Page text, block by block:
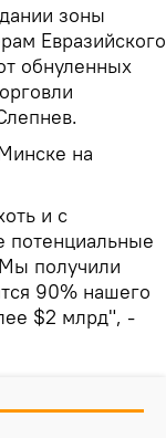
зоны
Евразийского
обнуленных
на
и с
потенциальные
получили
90% нашего
$2 млрд", -